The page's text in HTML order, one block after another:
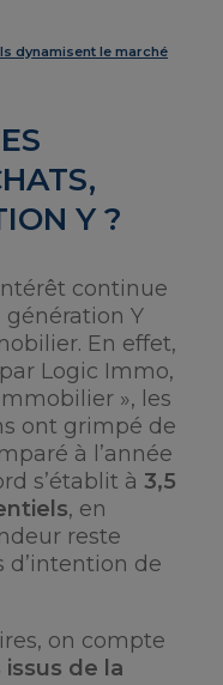
dynamisent le marché
Y ?
continue
génération Y
En effet,
Logic Immo,
», les
ont grimpé de
à l’année
s’établit à 3,5
, en
reste
de
on compte
de la